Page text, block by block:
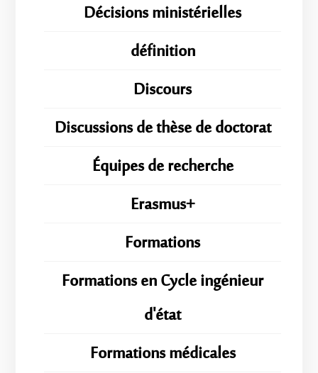
Décisions ministérielles
définition
Discours
Discussions de thèse de doctorat
Équipes de recherche
Erasmus+
Formations
Formations en Cycle ingénieur
d'état
Formations médicales